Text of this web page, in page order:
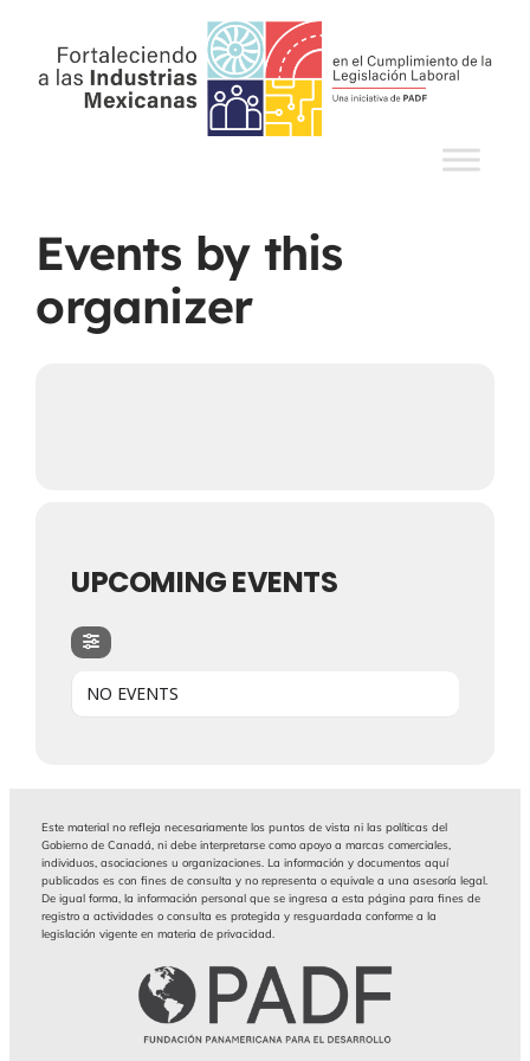
Events by this
organizer
UPCOMING EVENTS
NO EVENTS
Este material no refleja necesariamente los puntos de vista ni las políticas del
Gobierno de Canadá, ni debe interpretarse como apoyo a marcas comerciales,
individuos, asociaciones u organizaciones. La información y documentos aquí
publicados es con fines de consulta y no representa o equivale a una asesoría legal.
De igual forma, la información personal que se ingresa a esta página para fines de
registro a actividades o consulta es protegida y resguardada conforme a la
legislación vigente en materia de privacidad.